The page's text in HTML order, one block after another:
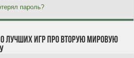
пароль?
лучших игр про Вторую мировую